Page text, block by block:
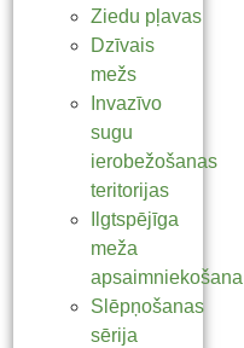
Ziedu pļavas
Dzīvais
mežs
Invazīvo
sugu
ierobežošanas
teritorijas
Ilgtspējīga
meža
apsaimniekošana
Slēpņošanas
sērija